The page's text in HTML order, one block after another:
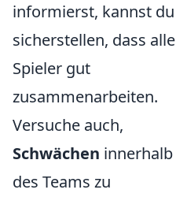
informierst, kannst du
sicherstellen, dass alle
Spieler gut
zusammenarbeiten.
Versuche auch,
Schwächen innerhalb
des Teams zu